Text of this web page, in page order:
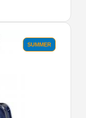
SUMMER